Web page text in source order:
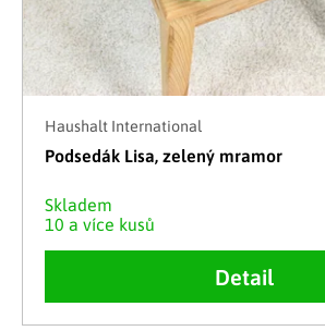
Haushalt International
Podsedák Lisa, zelený mramor
Skladem
10 a více kusů
Detail